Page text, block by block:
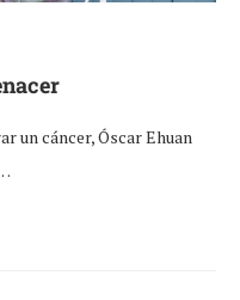
un cáncer, Óscar Ehuan